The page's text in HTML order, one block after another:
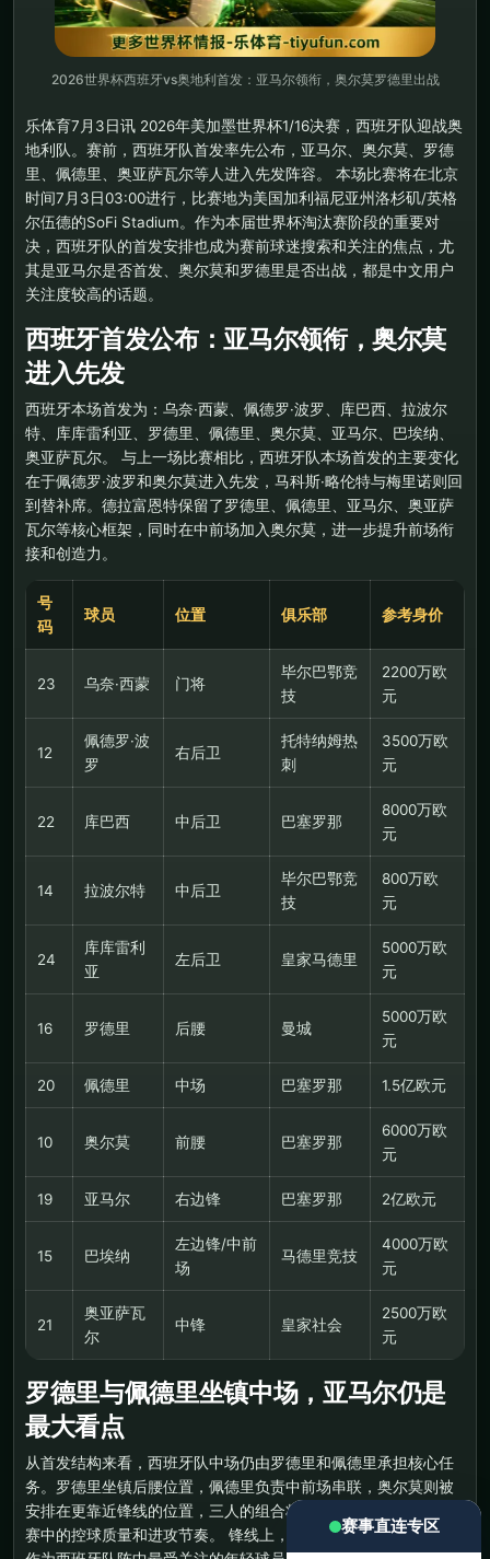
2026世界杯西班牙vs奥地利首发：亚马尔领衔，奥尔莫罗德里出战
乐体育7月3日讯 2026年美加墨世界杯1/16决赛，西班牙队迎战奥
地利队。赛前，西班牙队首发率先公布，亚马尔、奥尔莫、罗德
里、佩德里、奥亚萨瓦尔等人进入先发阵容。 本场比赛将在北京
时间7月3日03:00进行，比赛地为美国加利福尼亚州洛杉矶/英格
尔伍德的SoFi Stadium。作为本届世界杯淘汰赛阶段的重要对
决，西班牙队的首发安排也成为赛前球迷搜索和关注的焦点，尤
其是亚马尔是否首发、奥尔莫和罗德里是否出战，都是中文用户
关注度较高的话题。
西班牙首发公布：亚马尔领衔，奥尔莫
进入先发
西班牙本场首发为：乌奈·西蒙、佩德罗·波罗、库巴西、拉波尔
特、库库雷利亚、罗德里、佩德里、奥尔莫、亚马尔、巴埃纳、
奥亚萨瓦尔。 与上一场比赛相比，西班牙队本场首发的主要变化
在于佩德罗·波罗和奥尔莫进入先发，马科斯·略伦特与梅里诺则回
到替补席。德拉富恩特保留了罗德里、佩德里、亚马尔、奥亚萨
瓦尔等核心框架，同时在中前场加入奥尔莫，进一步提升前场衔
接和创造力。
号
码
球员 位置 俱乐部 参考身价
23 乌奈·西蒙 门将
毕尔巴鄂竞
技
2200万欧
元
12
佩德罗·波
罗
右后卫
托特纳姆热
刺
3500万欧
元
22 库巴西 中后卫 巴塞罗那
8000万欧
元
14 拉波尔特 中后卫
毕尔巴鄂竞
技
800万欧
元
24
库库雷利
亚
左后卫 皇家马德里
5000万欧
元
16 罗德里 后腰 曼城
5000万欧
元
20 佩德里 中场 巴塞罗那 1.5亿欧元
10 奥尔莫 前腰 巴塞罗那
6000万欧
元
19 亚马尔 右边锋 巴塞罗那 2亿欧元
15 巴埃纳
左边锋/中前
场
马德里竞技
4000万欧
元
21
奥亚萨瓦
尔
中锋 皇家社会
2500万欧
元
罗德里与佩德里坐镇中场，亚马尔仍是
最大看点
从首发结构来看，西班牙队中场仍由罗德里和佩德里承担核心任
务。罗德里坐镇后腰位置，佩德里负责中前场串联，奥尔莫则被
安排在更靠近锋线的位置，三人的组合将直接影响西班牙在淘汰
赛中的控球质量和进攻节奏。 锋线上，18岁的亚马尔继续首发。
赛事直连专区